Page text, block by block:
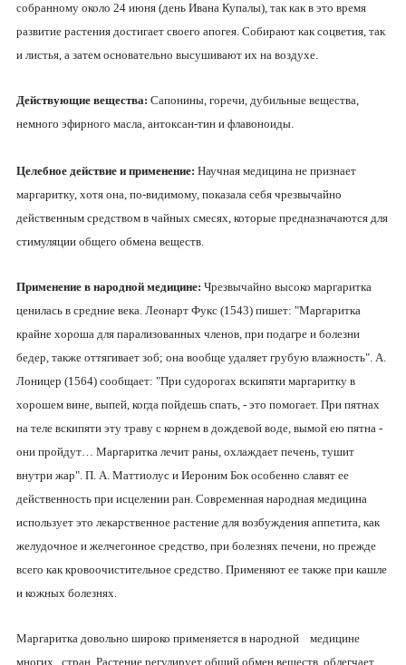
собранному около 24 июня (день Ивана Купалы), так как в это время
развитие растения достигает своего апогея. Собирают как соцветия, так
и листья, а затем основательно высушивают их на воздухе.
Действующие вещества: Сапонины, горечи, дубильные вещества,
немного эфирного масла, антоксан-тин и флавоноиды.
Целебное действие и применение: Научная медицина не признает
маргаритку, хотя она, по-видимому, показала себя чрезвычайно
действенным средством в чайных смесях, которые предназначаются для
стимуляции общего обмена веществ.
Применение в народной медицине: Чрезвычайно высоко маргаритка
ценилась в средние века. Леонарт Фукс (1543) пишет: "Маргаритка
крайне хороша для парализованных членов, при подагре и болезни
бедер, также оттягивает зоб; она вообще удаляет грубую влажность". А.
Лоницер (1564) сообщает: "При судорогах вскипяти маргаритку в
хорошем вине, выпей, когда пойдешь спать, - это помогает. При пятнах
на теле вскипяти эту траву с корнем в дождевой воде, вымой ею пятна -
они пройдут… Маргаритка лечит раны, охлаждает печень, тушит
внутри жар". П. А. Маттиолус и Иероним Бок особенно славят ее
действенность при исцелении ран. Современная народная медицина
использует это лекарственное растение для возбуждения аппетита, как
желудочное и желчегонное средство, при болезнях печени, но прежде
всего как кровоочистительное средство. Применяют ее также при кашле
и кожных болезнях.
Маргаритка довольно широко применяется в народной медицине
многих стран. Растение регулирует общий обмен веществ, облегчает